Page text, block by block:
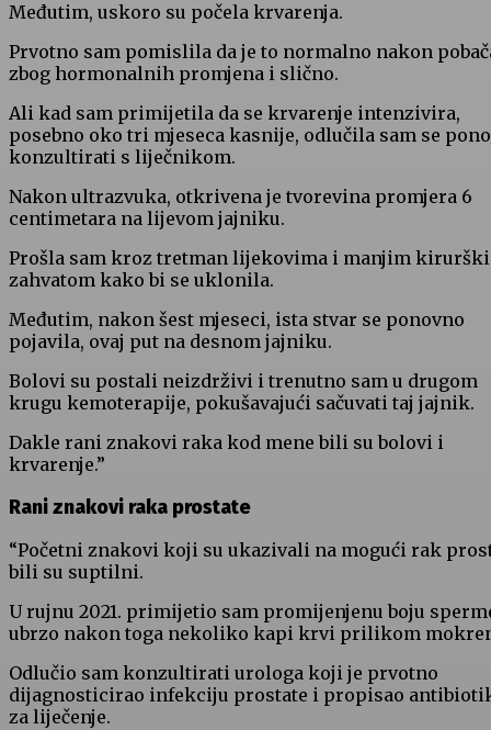
Međutim, uskoro su počela krvarenja.
Prvotno sam pomislila da je to normalno nakon
zbog hormonalnih promjena i slično.
Ali kad sam primijetila da se krvarenje intenzivira,
posebno oko tri mjeseca kasnije, odlučila sam se
konzultirati s liječnikom.
Nakon ultrazvuka, otkrivena je tvorevina promjera 6
centimetara na lijevom jajniku.
Prošla sam kroz tretman lijekovima i manjim
zahvatom kako bi se uklonila.
Međutim, nakon šest mjeseci, ista stvar se ponovno
pojavila, ovaj put na desnom jajniku.
Bolovi su postali neizdrživi i trenutno sam u drugom
krugu kemoterapije, pokušavajući sačuvati taj jajnik.
Dakle rani znakovi raka kod mene bili su bolovi i
krvarenje.”
Rani znakovi raka prostate
“Početni znakovi koji su ukazivali na mogući rak
bili su suptilni.
U rujnu 2021. primijetio sam promijenjenu boju
ubrzo nakon toga nekoliko kapi krvi prilikom
Odlučio sam konzultirati urologa koji je prvotno
dijagnosticirao infekciju prostate i propisao
za liječenje.